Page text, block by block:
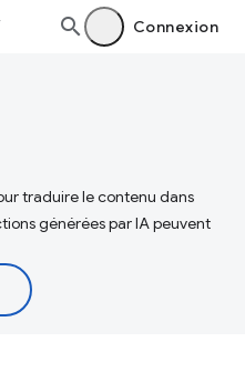
Connexion
traduire le contenu dans
générées par IA peuvent